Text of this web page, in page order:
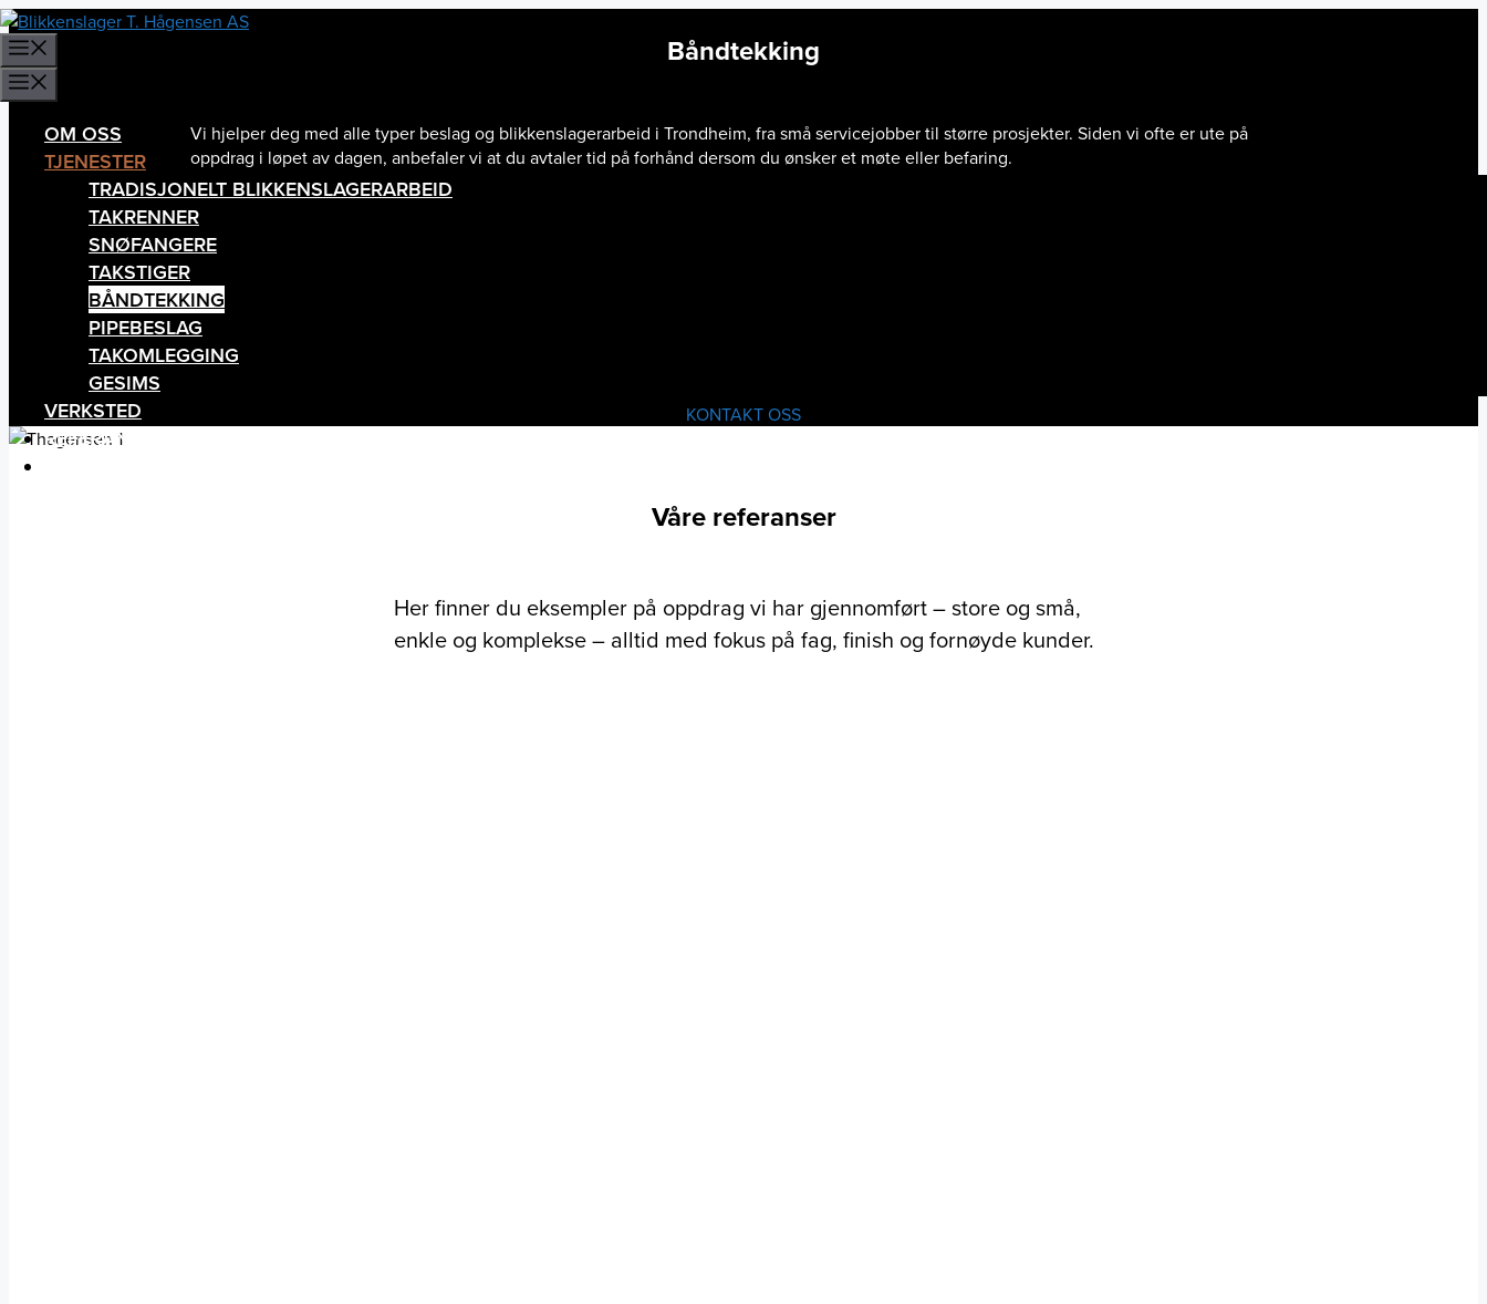
Hopp
til
innhold
OM OSS
TJENESTER
TRADISJONELT BLIKKENSLAGERARBEID
TAKRENNER
SNØFANGERE
TAKSTIGER
BÅNDTEKKING
PIPEBESLAG
TAKOMLEGGING
GESIMS
VERKSTED
REFERANSER
Båndtekking
Vi hjelper deg med alle typer beslag og blikkenslagerarbeid i Trondheim, fra små servicejobber til større prosjekter. Siden vi ofte er ute på
oppdrag i løpet av dagen, anbefaler vi at du avtaler tid på forhånd dersom du ønsker et møte eller befaring.
Båndtekking er en tidløs og solid løsning for deg som ønsker et tak med lang levetid og et eksklusivt uttrykk. Denne takformen regnes som en
av de mest bestandige løsningene på markedet og egner seg både for nye bygg og ved rehabilitering av eldre tak.
Vi leverer båndtekking i et bredt utvalg av materialer og farger – blant annet sink, aluminium, kobber og lakkert stål. Som lokal blikkenslager i
Trondheim legger vi stor vekt på kvalitet, nøyaktighet og et vakkert sluttresultat. Vi utfører arbeidet grundig, sikkert og til en konkurransedyktig
pris.
KONTAKT OSS
Våre referanser
Her finner du eksempler på oppdrag vi har gjennomført – store og små,
enkle og komplekse – alltid med fokus på fag, finish og fornøyde kunder.